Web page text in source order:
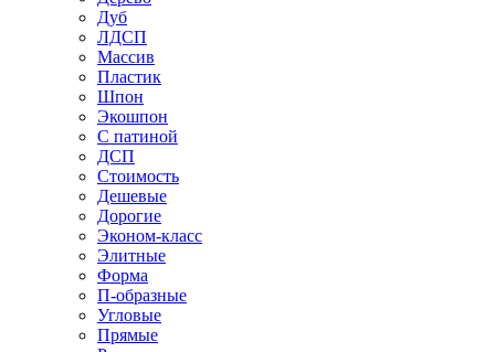
Дуб
ЛДСП
Массив
Пластик
Шпон
Экошпон
С патиной
ДСП
Стоимость
Дешевые
Дорогие
Эконом-класс
Элитные
Форма
П-образные
Угловые
Прямые